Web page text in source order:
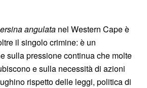
angulata nel Western Cape è
il singolo crimine: è un
sulla pressione continua che molte
e sulla necessità di azioni
rispetto delle leggi, politica di